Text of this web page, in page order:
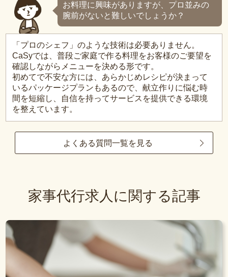
お料理に興味がありますが、プロ並みの
腕前がないと難しいでしょうか？
「プロのシェフ」のような技術は必要ありません。
CaSyでは、普段ご家庭で作る料理をお客様のご要望を
確認しながらメニューを決める形です。
初めてで不安な方には、あらかじめレシピが決まって
いるパッケージプランもあるので、献立作りに悩む時
間を短縮し、自信を持ってサービスを提供できる環境
を整えています。
よくある質問一覧を見る
家事代行求人に関する記事